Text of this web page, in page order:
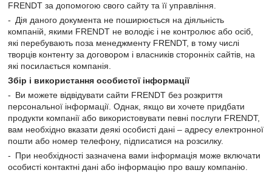
FRENDT за допомогою свого сайту та її управління.
Дія даного документа не поширюється на діяльність
компаній, якими FRENDT не володіє і не контролює або осіб,
які перебувають поза менеджменту FRENDT, в тому числі
творців контенту за договором і власників сторонніх сайтів, на
які посилається компанія.
Збір і використання особистої інформації
Ви можете відвідувати сайти FRENDT без розкриття
персональної інформації. Однак, якщо ви хочете придбати
продукти компанії або використовувати певні послуги FRENDT,
вам необхідно вказати деякі особисті дані – адресу електронної
пошти або номер телефону, підписатися на розсилку.
При необхідності зазначена вами інформація може включати
особисті контактні дані або інформацію про вашу компанію.